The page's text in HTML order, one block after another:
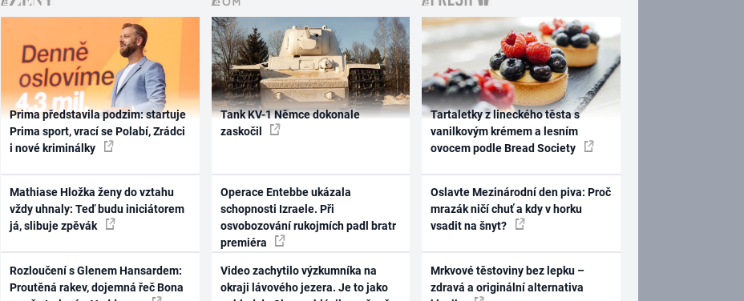
Prima představila podzim: startuje
Prima sport, vrací se Polabí, Zrádci
i nové kriminálky
Mathiase Hložka ženy do vztahu
vždy uhnaly: Teď budu iniciátorem
já, slibuje zpěvák
Rozloučení s Glenem Hansardem:
Proutěná rakev, dojemná řeč Bona
Tank KV-1 Němce dokonale
zaskočil
Operace Entebbe ukázala
schopnosti Izraele. Při
osvobozování rukojmích padl bratr
premiéra
Video zachytilo výzkumníka na
okraji lávového jezera. Je to jako
Tartaletky z lineckého těsta s
vanilkovým krémem a lesním
ovocem podle Bread Society
Oslavte Mezinárodní den piva: Proč
mrazák ničí chuť a kdy v horku
vsadit na šnyt?
Mrkvové těstoviny bez lepku –
zdravá a originální alternativa